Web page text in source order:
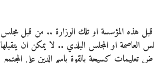
قبل هذه المؤسسة او تلك الوزارة .. من قبل مجلس
العاصمة او المجلس البلدي .. لا يمكن ان يتقبلها
كسيحة بالقوة باسم الدين على المجتمع